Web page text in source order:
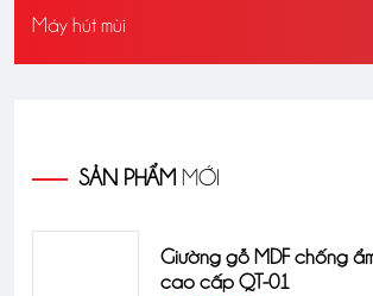
Máy hút mùi
SẢN PHẨM MỚI
Giường gỗ MDF chống
cao cấp QT-01